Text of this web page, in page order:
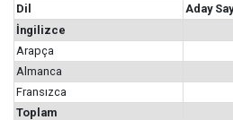
Dil
Aday
İngilizce
Arapça
Almanca
Fransızca
Toplam